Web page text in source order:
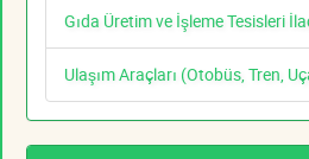
Gıda Üretim ve İşleme Tesisleri
Ulaşım Araçları (Otobüs, Tren,